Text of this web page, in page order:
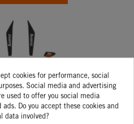
cookies for performance, social
Social media and advertising
used to offer you social media
Do you accept these cookies and
data involved?